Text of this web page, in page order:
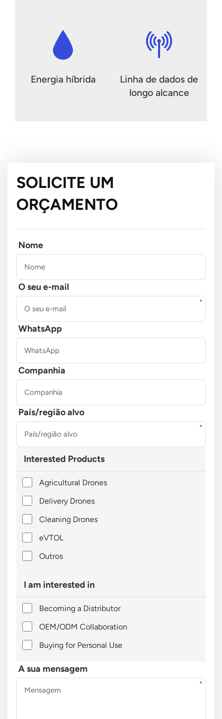
Energia híbrida
Linha de dados de
longo alcance
SOLICITE UM
ORÇAMENTO
Nome
O seu e-mail
WhatsApp
Companhia
País/região alvo
Interested Products
Agricultural Drones
Delivery Drones
Cleaning Drones
eVTOL
Outros
I am interested in
Becoming a Distributor
OEM/ODM Collaboration
Buying for Personal Use
A sua mensagem